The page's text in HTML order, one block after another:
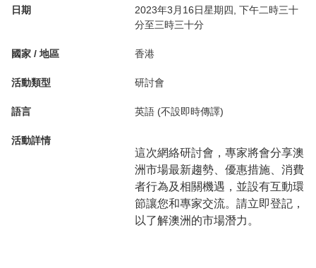
日期
2023年3月16日星期四, 下午二時三十
分至三時三十分
國家 / 地區 香港
活動類型 研討會
語言 英語 (不設即時傳譯)
活動詳情
這次網絡研討會，專家將會分享澳
洲市場最新趨勢、優惠措施、消費
者行為及相關機遇，並設有互動環
節讓您和專家交流。請立即登記，
以了解澳洲的市場潛力。